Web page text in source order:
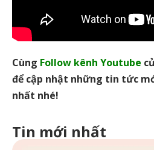
Cùng Follow kênh Youtube
để cập nhật những tin tức
nhất nhé!
Tin mới nhất